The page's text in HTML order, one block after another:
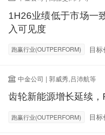
1H26业绩低于市场一
入可见度
跑赢行业(OUTPERFORM) 目
中金公司 | 郭威秀,吕沛航等
齿轮新能源增长延续
跑赢行业(OUTPERFORM) 目